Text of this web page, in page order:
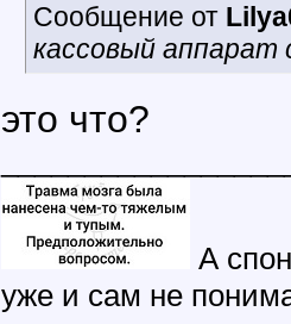
Сообщение от
кассовый аппарат
это что?
А
уже и сам не